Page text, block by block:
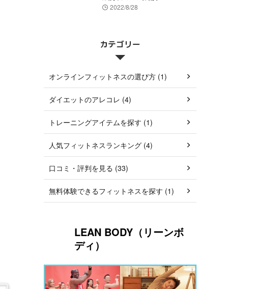
2022/8/28
カテゴリー
オンラインフィットネスの選び方 (1)
ダイエットのアレコレ (4)
トレーニングアイテムを探す (1)
人気フィットネスランキング (4)
口コミ・評判を見る (33)
無料体験できるフィットネスを探す (1)
LEAN BODY（リーンボ
ディ）